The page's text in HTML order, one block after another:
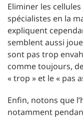
Eliminer les
spécialistes en la
expliquent
semblent aussi
sont pas trop
comme toujours,
« trop » et le « pas
Enfin, notons que
notamment